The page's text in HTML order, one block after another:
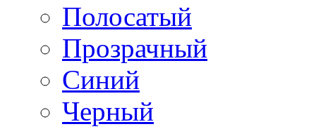
Полосатый
Прозрачный
Синий
Черный